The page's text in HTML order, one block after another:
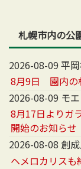
札幌市内の公
2026-08-09 平
8月9日 園内の
2026-08-09 モ
8月17日よりガ
開始のお知らせ
2026-08-08 創
ヘメロカリスも